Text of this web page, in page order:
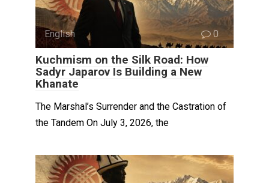
English 0
Kuchmism on the Silk Road: How
Sadyr Japarov Is Building a New
Khanate
The Marshal’s Surrender and the Castration of
the Tandem On July 3, 2026, the